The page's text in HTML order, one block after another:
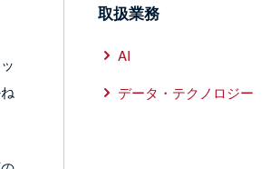
取扱業務
AI
データ・テクノロジー